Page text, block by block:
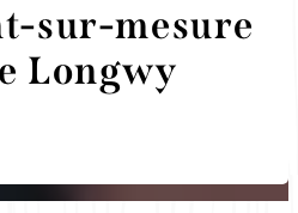
sur-mesure
Longwy